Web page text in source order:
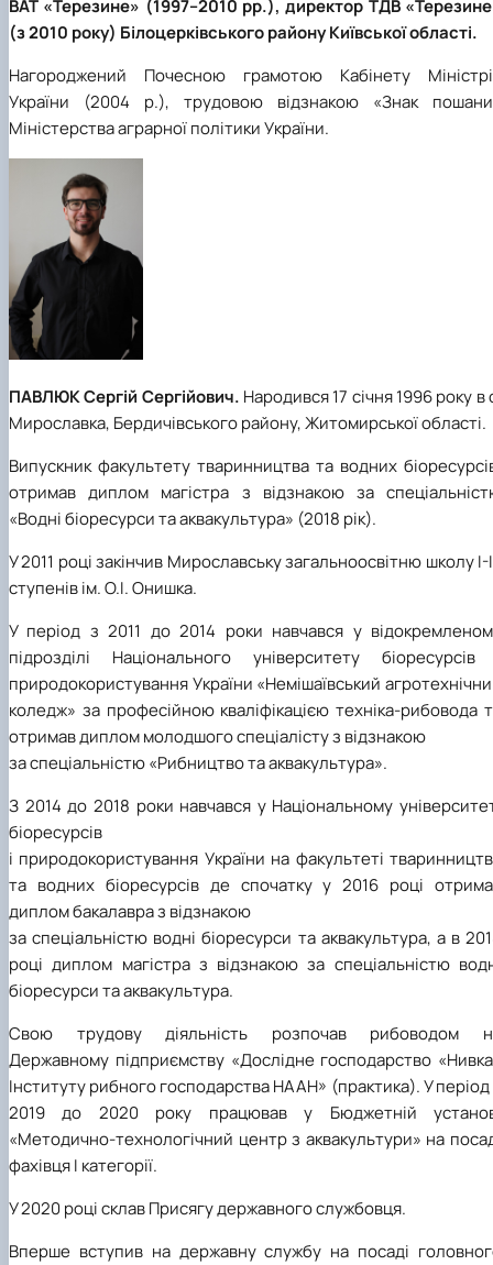
ВАТ «Терезине» (1997–2010 рр.), директор ТДВ
(з 2010 року) Білоцерківського району Київської області.
Нагороджений Почесною грамотою Кабінету
України (2004 р.), трудовою відзнакою «Знак
Міністерства аграрної політики України.
ПАВЛЮК Сергій Сергійович. Народився 17 січня 1996 року в
Мирославка, Бердичівського району, Житомирської області.
Випускник факультету тваринництва та водних
отримав диплом магістра з відзнакою за
«Водні біоресурси та аквакультура» (2018 рік).
У 2011 році закінчив Мирославську загальноосвітню школу І-
ступенів ім. О.І. Онишка.
У період з 2011 до 2014 роки навчався у
підрозділі Національного університету біоресурсів
природокористування України «Немішаївський
коледж» за професійною кваліфікацією техніка-рибовода
отримав диплом молодшого спеціалісту з відзнакою
за спеціальністю «Рибництво та аквакультура».
З 2014 до 2018 роки навчався у Національному
біоресурсів
і природокористування України на факультеті
та водних біоресурсів де спочатку у 2016 році
диплом бакалавра з відзнакою
за спеціальністю водні біоресурси та аквакультура, а в
році диплом магістра з відзнакою за спеціальністю
біоресурси та аквакультура.
Свою трудову діяльність розпочав рибоводом
Державному підприємству «Дослідне господарство
Інституту рибного господарства НААН» (практика). У період
2019 до 2020 року працював у Бюджетній
«Методично-технологічний центр з аквакультури» на
фахівця І категорії.
У 2020 році склав Присягу державного службовця.
Вперше вступив на державну службу на посаді